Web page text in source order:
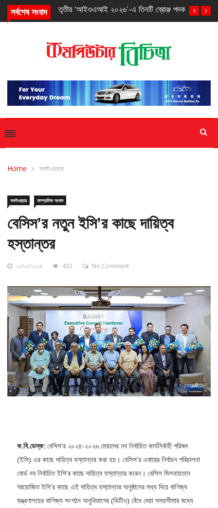
সর্বশেষ সংবাদ
তৃতীয় ‘আইওএআই ২০২৬’-এ তিনটি ব্রোঞ্জ পদক পেল বাংলাদেশ
বেসিস’র নতুন ইসি’র কাছে দায়িত্ব
হস্তান্তর
ক.বি.ডেস্ক:বেসিস’র ২০২৪-২০২৬ মেয়াদের নব নির্বাচিত কার্যনির্বাহী পরিষদ
(ইসি) এর কাছে দায়িত্ব হস্তান্তর করা হয়। বেসিস’র এবারের নির্বাচন পরিচালনা
বোর্ড নব নির্বাচিত ইসি’র কাছে দায়িত্ব হস্তান্তর করেন। বেসিস মিলনায়তনে
আয়োজিত ইসি’র কাছে এই দায়িত্ব হস্তান্তর অনুষ্ঠানের মধ্য দিয়ে বাণিজ্য